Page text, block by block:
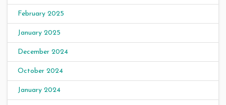
February 2025
January 2025
December 2024
October 2024
January 2024